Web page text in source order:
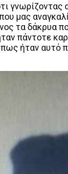
μας
τα δάκρυα
πάντοτε
ήταν αυτό